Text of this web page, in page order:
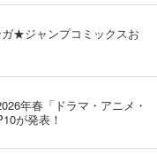
★ジャンプコミックスお
年春「ドラマ・アニメ・
が発表！